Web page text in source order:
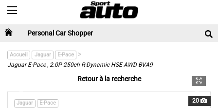
Toggle navigation
Personal Car Shopper
Accueil Jaguar E-Pace >
Jaguar E-Pace , 2.0P 250ch R-Dynamic HSE AWD BVA9
Retour à la recherche
20
Next
Jaguar E-Pace